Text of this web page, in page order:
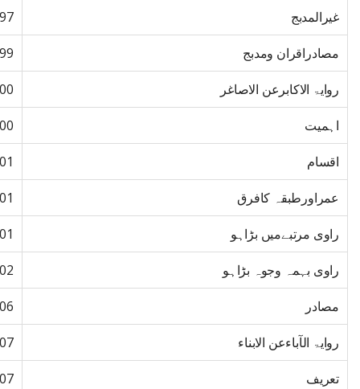
غیرالمدبج 97
مصادراقران ومدبج 99
روایۃ الاکابرعن الاصاغر
اہمیت
اقسام
عمراورطبقہ کافرق
راوی مرتبےمیں بڑاہو
راوی بہمہ وجوہ بڑاہو
مصادر
روایۃ الآباءعن الابناء
تعریف